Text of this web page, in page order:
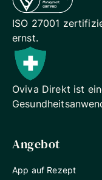
ISO 27001
ernst.
Oviva Direkt ist
Angebot
App auf Rezept